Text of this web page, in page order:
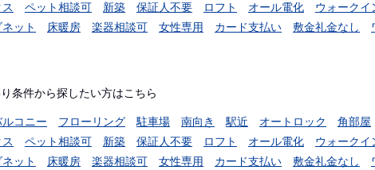
ペット相談可 新築 保証人不要 ロフト オール電化 ウォークイ
ネット 床暖房 楽器相談可 女性専用 カード支払い 敷金礼金なし
条件から探したい方はこちら
ルコニー フローリング 駐車場 南向き 駅近 オートロック 角部屋
ペット相談可 新築 保証人不要 ロフト オール電化 ウォークイ
ネット 床暖房 楽器相談可 女性専用 カード支払い 敷金礼金なし